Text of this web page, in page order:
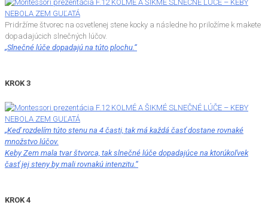
Pridržíme štvorec na osvetlenej stene kocky a následne ho priložíme k makete
dopadajúcich slnečných lúčov.
„Slnečné lúče dopadajú na túto plochu.“
KROK 3
„Keď rozdelím túto stenu na 4 časti, tak má každá časť dostane rovnaké
množstvo lúčov.
Keby Zem mala tvar štvorca, tak slnečné lúče dopadajúce na ktorúkoľvek
časť jej steny by mali rovnakú intenzitu.“
KROK 4